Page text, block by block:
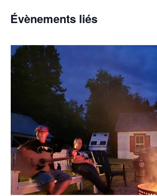
Évènements liés